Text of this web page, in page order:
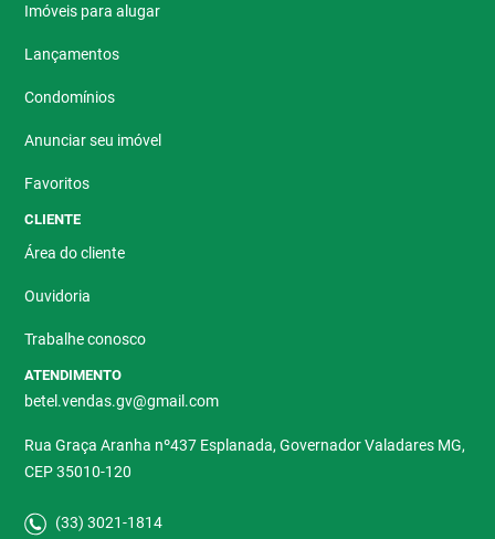
Imóveis para alugar
Lançamentos
Condomínios
Anunciar seu imóvel
Favoritos
CLIENTE
Área do cliente
Ouvidoria
Trabalhe conosco
ATENDIMENTO
betel.vendas.gv@gmail.com
Rua Graça Aranha nº437 Esplanada, Governador Valadares MG,
CEP 35010-120
(33) 3021-1814